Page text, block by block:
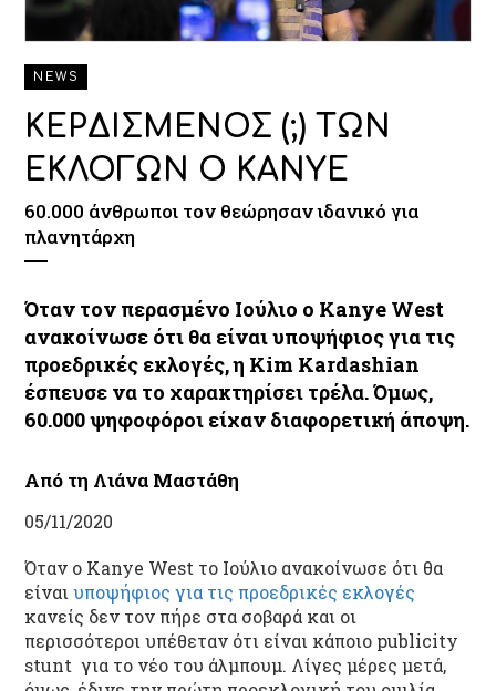
NEWS
ΚΕΡΔΙΣΜΕΝΟΣ (;) ΤΩΝ
ΕΚΛΟΓΩΝ Ο KANYE
60.000 άνθρωποι τον θεώρησαν ιδανικό για
πλανητάρχη
Όταν τον περασμένο Ιούλιο ο Kanye West
ανακοίνωσε ότι θα είναι υποψήφιος για τις
προεδρικές εκλογές, η Kim Kardashian
έσπευσε να το χαρακτηρίσει τρέλα. Όμως,
60.000 ψηφοφόροι είχαν διαφορετική άποψη.
Από τη Λιάνα Μαστάθη
05/11/2020
Όταν ο Kanye West το Ιούλιο ανακοίνωσε ότι θα
είναιυποψήφιος για τις προεδρικές εκλογές
κανείς δεν τον πήρε στα σοβαρά και οι
περισσότεροι υπέθεταν ότι είναι κάποιο publicity
stunt για το νέο του άλμπουμ. Λίγες μέρες μετά,